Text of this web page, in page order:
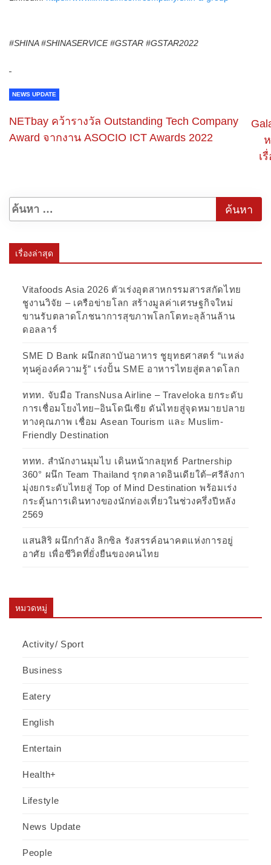
#SHINA #SHINASERVICE #GSTAR #GSTAR2022
NEWS UPDATE
NETbay คว้ารางวัล Outstanding Tech Company
Award จากงาน ASOCIO ICT Awards 2022
เ
เรื่องล่าสุด
Vitafoods Asia 2026 ตัวเร่งอุตสาหกรรมสารสกัดไทย
ชูงานวิจัย – เครือข่ายโลก สร้างมูลค่าเศรษฐกิจใหม่
ขานรับตลาดโภชนาการสุขภาพโลกโตทะลุล้านล้าน
ดอลลาร์
SME D Bank ผนึกสถาบันอาหาร ชูยุทธศาสตร์ “แหล่ง
ทุนคู่องค์ความรู้” เร่งปั้น SME อาหารไทยสู่ตลาดโลก
ททท. จับมือ TransNusa Airline – Traveloka ยกระดับ
การเชื่อมโยงไทย–อินโดนีเซีย ดันไทยสู่จุดหมายปลาย
ทางคุณภาพ เชื่อม Asean Tourism และ Muslim-
Friendly Destination
ททท. สำนักงานมุมไบ เดินหน้ากลยุทธ์ Partnership
360° ผนึก Team Thailand รุกตลาดอินเดียใต้–ศรีลังกา
มุ่งยกระดับไทยสู่ Top of Mind Destination พร้อมเร่ง
กระตุ้นการเดินทางของนักท่องเที่ยวในช่วงครึ่งปีหลัง
2569
แสนสิริ ผนึกกำลัง ลิกซิล รังสรรค์อนาคตแห่งการอยู่
อาศัย เพื่อชีวิตที่ยั่งยืนของคนไทย
หมวดหมู่
Activity/ Sport
Business
Eatery
English
Entertain
Health+
Lifestyle
News Update
People